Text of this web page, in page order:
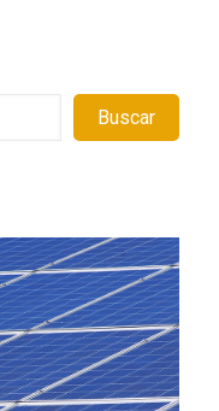
Buscar